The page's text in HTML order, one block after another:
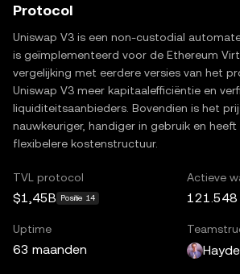
Protocol
Uniswap V3 is een non-custodial
is geïmplementeerd voor de Ethereum
vergelijking met eerdere versies van het
Uniswap V3 meer kapitaalefficiëntie en
liquiditeitsaanbieders. Bovendien is het
nauwkeuriger, handiger in gebruik en
flexibelere kostenstructuur.
TVL protocol
$1,45B Positie 14
Actieve
121.548
Uptime
63 maanden